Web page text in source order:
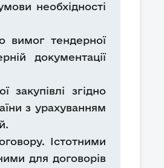
необхідності
вимог тендерної
документації
згідно
з урахуванням
Істотними
для договорів